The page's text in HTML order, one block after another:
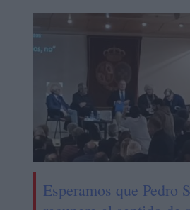
Esperamos que Pedro